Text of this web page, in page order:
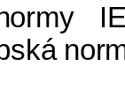
normy